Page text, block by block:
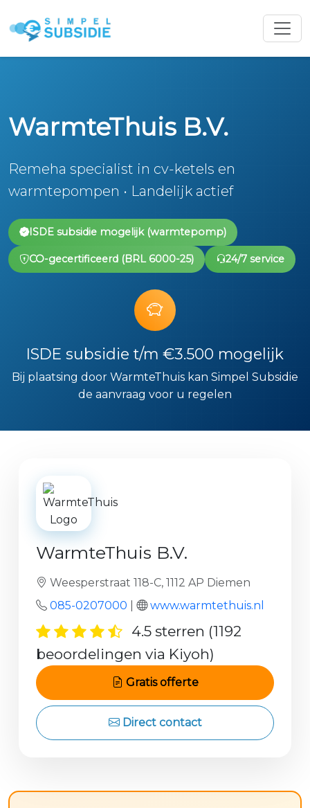
WarmteThuis B.V.
Remeha specialist in cv-ketels en
warmtepompen • Landelijk actief
ISDE subsidie mogelijk (warmtepomp)
CO-gecertificeerd (BRL 6000-25) 24/7 service
ISDE subsidie t/m €3.500 mogelijk
Bij plaatsing door WarmteThuis kan Simpel Subsidie
de aanvraag voor u regelen
WarmteThuis B.V.
Weesperstraat 118-C, 1112 AP Diemen
085-0207000
www.warmtethuis.nl
4.5 sterren (1192
beoordelingen via Kiyoh)
Gratis offerte
Direct contact